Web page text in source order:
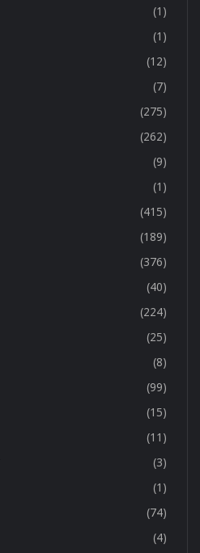
(1)
(1)
(12)
(7)
(275)
(262)
(9)
(1)
(415)
(189)
(376)
(40)
(224)
(25)
(8)
(99)
(15)
(11)
(3)
(1)
(74)
(4)